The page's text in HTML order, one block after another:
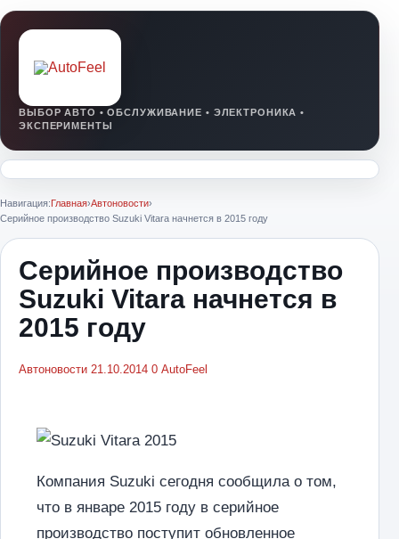
Навигация:Главная›Автоновости›
Серийное производство Suzuki Vitara начнется в 2015 году
Серийное производство
Suzuki Vitara начнется в
2015 году
Автоновости 21.10.2014 0 AutoFeel
Компания Suzuki сегодня сообщила о том,
что в январе 2015 году в серийное
производство поступит обновленное